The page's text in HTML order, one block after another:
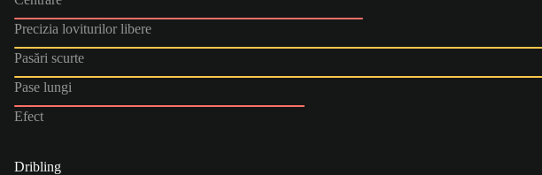
Precizia loviturilor libere
Pasări scurte
Pase lungi
Efect
Dribling